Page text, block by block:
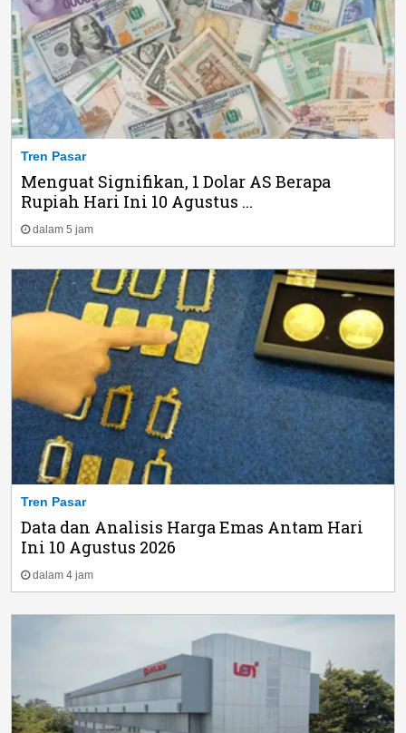
Tren Pasar
Menguat Signifikan, 1 Dolar AS Berapa
Rupiah Hari Ini 10 Agustus ...
dalam 5 jam
Tren Pasar
Data dan Analisis Harga Emas Antam Hari
Ini 10 Agustus 2026
dalam 4 jam